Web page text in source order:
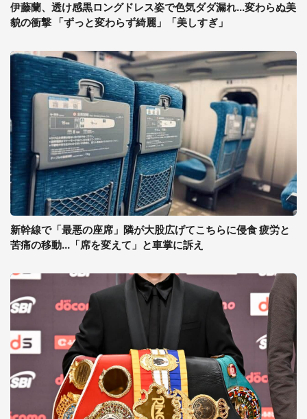
伊藤蘭、透け感黒ロングドレス姿で色気ダダ漏れ...変わらぬ美
貌の衝撃 「ずっと変わらず綺麗」「美しすぎ」
新幹線で「最悪の座席」隣が大股広げてこちらに侵食 疲労と
苦痛の移動...「席を変えて」と車掌に訴え